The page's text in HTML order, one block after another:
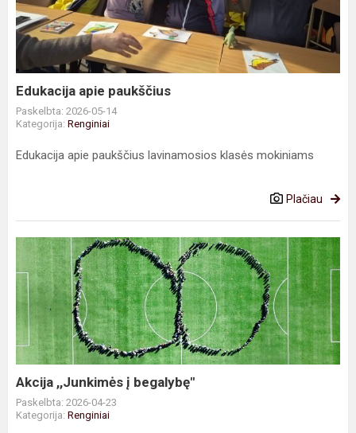
Edukacija apie paukščius
Paskelbta: 2026-05-14
Kategorija: Renginiai
Edukacija apie paukščius lavinamosios klasės mokiniams
Plačiau
Akcija
,,Junkimės
į
begalybę"
Akcija ,,Junkimės į begalybę"
Paskelbta: 2026-04-23
Kategorija: Renginiai